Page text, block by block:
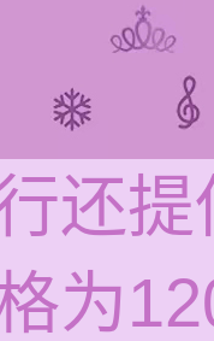
还
为